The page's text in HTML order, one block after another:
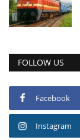
FOLLOW US
Facebook
Instagram